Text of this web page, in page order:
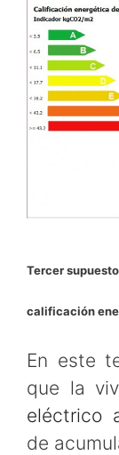
Tercer
calificación
En este
que la
eléctrico
de